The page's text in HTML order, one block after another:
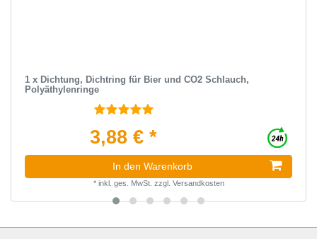
1 x Dichtung, Dichtring für Bier und CO2 Schlauch,
Polyäthylenringe
3,88 € *
In den Warenkorb
* inkl. ges. MwSt. zzgl. Versandkosten